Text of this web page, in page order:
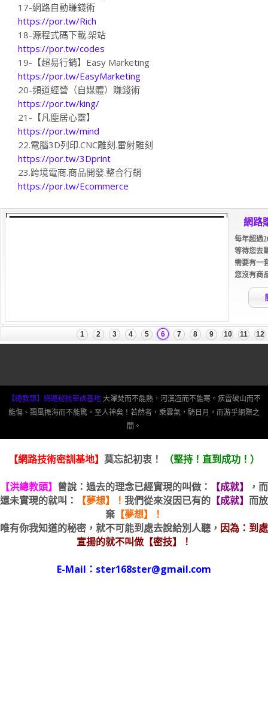
17-網路自動賺錢術
https://por.tw/Rich
18-源程式碼下載.架站
https://por.tw/codes
19-【超易行銷】Easy Marketing
https://por.tw/EasyMarketing
20-頻道經營（自媒體）賺錢術
https://por.tw/king/
21-【凡塵居心靈】
https://por.tw/mind
22.電腦3D列印.CNC雕刻.雷射雕刻
https://por.tw/3Dprint
23.跨境電商.商品開發.整合行銷
https://por.tw/Ecommerce
【總教頭】網路秘技密訓基地大澤焚而不能熱，河漢冱而不能寒。疾雷破山而不
能傷、飄風振海而不能驚。至人神矣！若然者，乘雲氣，騎日月，而游乎網際之
間。
【網路技術密訓基地】 莫忘記初衷！ （堅持！直到成功！）
【洪總教頭】 曾說：過去的理念已經實現的叫做： 【成就】
，而
還未實現的就叫：
【夢想】！ 我們從來沒因已有的 【成就】 而放
棄 【夢想】！
唯有你我知道的秘密，就不可能到處去說給別人聽， 因為：到處
宣揚的就不叫做【密技】！
E-Mail：ster168ster@gmail.com